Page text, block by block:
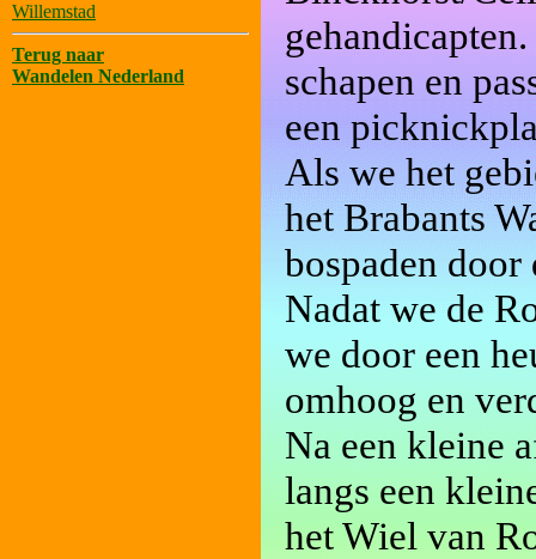
Willemstad
Terug naar
Wandelen Nederland
schapen en
een
Als we het
het Brabants
bospaden
Nadat we de
we door een
omhoog en
Na een kleine
langs een
het Wiel van